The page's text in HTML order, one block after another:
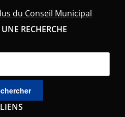
du Conseil Municipal
RECHERCHE
LIENS